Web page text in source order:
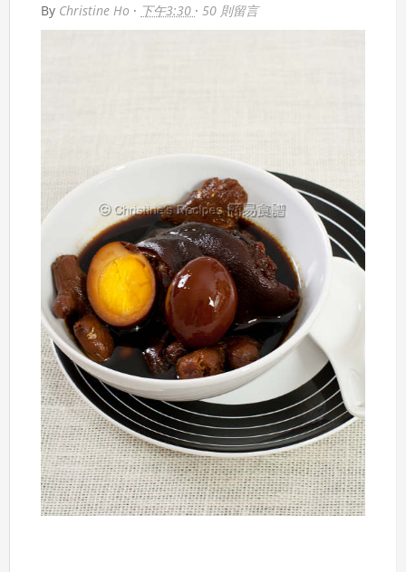
By Christine Ho · 下午3:30 ·50 則留言